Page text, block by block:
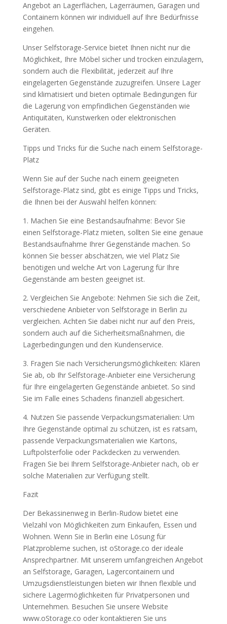
Angebot an Lagerflächen, Lagerräumen, Garagen und
Containern können wir individuell auf Ihre Bedürfnisse
eingehen.
Unser Selfstorage-Service bietet Ihnen nicht nur die
Möglichkeit, Ihre Möbel sicher und trocken einzulagern,
sondern auch die Flexibilität, jederzeit auf Ihre
eingelagerten Gegenstände zuzugreifen. Unsere Lager
sind klimatisiert und bieten optimale Bedingungen für
die Lagerung von empfindlichen Gegenständen wie
Antiquitäten, Kunstwerken oder elektronischen
Geräten.
Tipps und Tricks für die Suche nach einem Selfstorage-
Platz
Wenn Sie auf der Suche nach einem geeigneten
Selfstorage-Platz sind, gibt es einige Tipps und Tricks,
die Ihnen bei der Auswahl helfen können:
1. Machen Sie eine Bestandsaufnahme: Bevor Sie
einen Selfstorage-Platz mieten, sollten Sie eine genaue
Bestandsaufnahme Ihrer Gegenstände machen. So
können Sie besser abschätzen, wie viel Platz Sie
benötigen und welche Art von Lagerung für Ihre
Gegenstände am besten geeignet ist.
2. Vergleichen Sie Angebote: Nehmen Sie sich die Zeit,
verschiedene Anbieter von Selfstorage in Berlin zu
vergleichen. Achten Sie dabei nicht nur auf den Preis,
sondern auch auf die Sicherheitsmaßnahmen, die
Lagerbedingungen und den Kundenservice.
3. Fragen Sie nach Versicherungsmöglichkeiten: Klären
Sie ab, ob Ihr Selfstorage-Anbieter eine Versicherung
für Ihre eingelagerten Gegenstände anbietet. So sind
Sie im Falle eines Schadens finanziell abgesichert.
4. Nutzen Sie passende Verpackungsmaterialien: Um
Ihre Gegenstände optimal zu schützen, ist es ratsam,
passende Verpackungsmaterialien wie Kartons,
Luftpolsterfolie oder Packdecken zu verwenden.
Fragen Sie bei Ihrem Selfstorage-Anbieter nach, ob er
solche Materialien zur Verfügung stellt.
Fazit
Der Bekassinenweg in Berlin-Rudow bietet eine
Vielzahl von Möglichkeiten zum Einkaufen, Essen und
Wohnen. Wenn Sie in Berlin eine Lösung für
Platzprobleme suchen, ist oStorage.co der ideale
Ansprechpartner. Mit unserem umfangreichen Angebot
an Selfstorage, Garagen, Lagercontainern und
Umzugsdienstleistungen bieten wir Ihnen flexible und
sichere Lagermöglichkeiten für Privatpersonen und
Unternehmen. Besuchen Sie unsere Website
www.oStorage.co oder kontaktieren Sie uns